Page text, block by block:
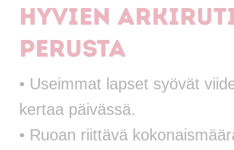
Hyvien
perusta
• Useimmat lapset syövät
kertaa päivässä.
• Ruoan riittävä